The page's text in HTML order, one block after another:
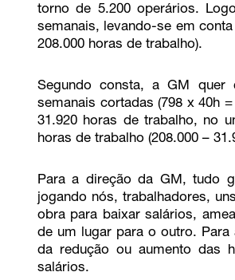
torno de 5.200 operários.
semanais, levando-se em
208.000 horas de trabalho).
Segundo consta, a GM quer
semanais cortadas (798 x 40h
31.920 horas de trabalho, no
horas de trabalho (208.000 –
Para a direção da GM, tudo
jogando nós, trabalhadores,
obra para baixar salários,
de um lugar para o outro.
da redução ou aumento das
salários.